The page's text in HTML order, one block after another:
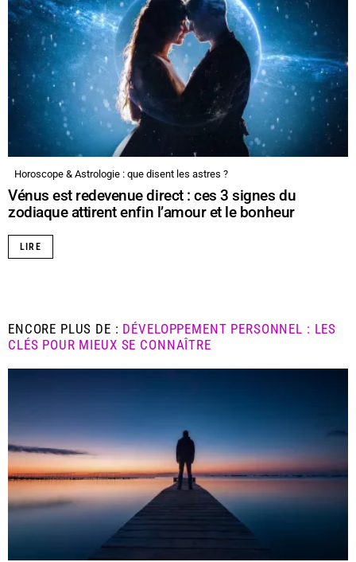
Horoscope & Astrologie : que disent les astres ?
Vénus est redevenue direct : ces 3 signes du
zodiaque attirent enfin l’amour et le bonheur
LIRE
ENCORE PLUS DE : DÉVELOPPEMENT PERSONNEL : LES
CLÉS POUR MIEUX SE CONNAÎTRE